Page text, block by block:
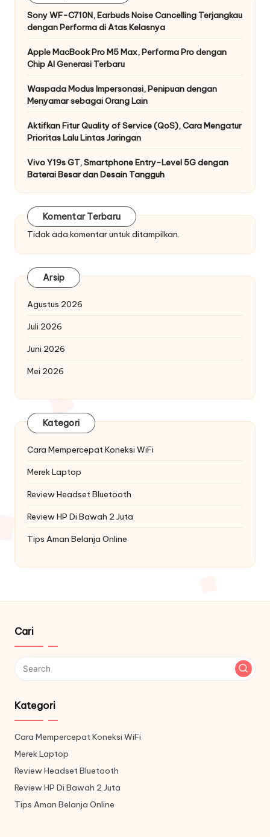
Sony WF-C710N, Earbuds Noise Cancelling Terjangkau
dengan Performa di Atas Kelasnya
Apple MacBook Pro M5 Max, Performa Pro dengan
Chip AI Generasi Terbaru
Waspada Modus Impersonasi, Penipuan dengan
Menyamar sebagai Orang Lain
Aktifkan Fitur Quality of Service (QoS), Cara Mengatur
Prioritas Lalu Lintas Jaringan
Vivo Y19s GT, Smartphone Entry-Level 5G dengan
Baterai Besar dan Desain Tangguh
Komentar Terbaru
Tidak ada komentar untuk ditampilkan.
Arsip
Agustus 2026
Juli 2026
Juni 2026
Mei 2026
Kategori
Cara Mempercepat Koneksi WiFi
Merek Laptop
Review Headset Bluetooth
Review HP Di Bawah 2 Juta
Tips Aman Belanja Online
Cari
Kategori
Cara Mempercepat Koneksi WiFi
Merek Laptop
Review Headset Bluetooth
Review HP Di Bawah 2 Juta
Tips Aman Belanja Online